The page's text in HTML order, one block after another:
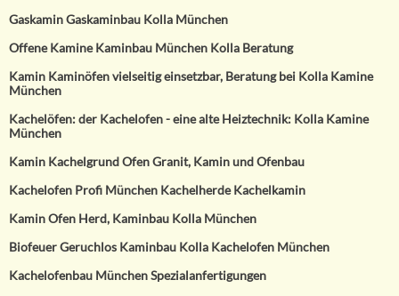
Gaskamin Gaskaminbau Kolla München
Offene Kamine Kaminbau München Kolla Beratung
Kamin Kaminöfen vielseitig einsetzbar, Beratung bei Kolla Kamine
München
Kachelöfen: der Kachelofen - eine alte Heiztechnik: Kolla Kamine
München
Kamin Kachelgrund Ofen Granit, Kamin und Ofenbau
Kachelofen Profi München Kachelherde Kachelkamin
Kamin Ofen Herd, Kaminbau Kolla München
Biofeuer Geruchlos Kaminbau Kolla Kachelofen München
Kachelofenbau München Spezialanfertigungen